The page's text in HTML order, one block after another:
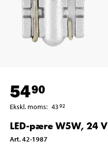
5490
Ekskl. moms: 4392
LED-pære W5W, 24 V
Art.42-1987